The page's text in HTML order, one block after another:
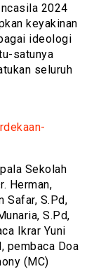
2024
keyakinan
ideologi
satunya
seluruh
Sekolah
Herman,
Safar, S.Pd,
S.Pd,
Ikrar Yuni
pembaca Doa
(MC)